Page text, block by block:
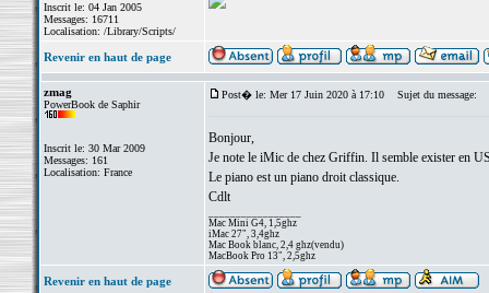
Inscrit le: 04 Jan 2005
Messages: 16711
Localisation: /Library/Scripts/
Revenir en haut de page
zmag
PowerBook de Saphir
Inscrit le: 30 Mar 2009
Messages: 161
Localisation: France
Post� le: Mer 17 Juin 2020 à 17:10 Sujet du message:
Bonjour,
Je note le iMic de chez Griffin. Il semble exister en
Le piano est un piano droit classique.
Cdlt
Mac Mini G4, 1,5ghz
iMac 27", 3,4ghz
Mac Book blanc, 2,4 ghz(vendu)
MacBook Pro 13", 2,5ghz
Revenir en haut de page